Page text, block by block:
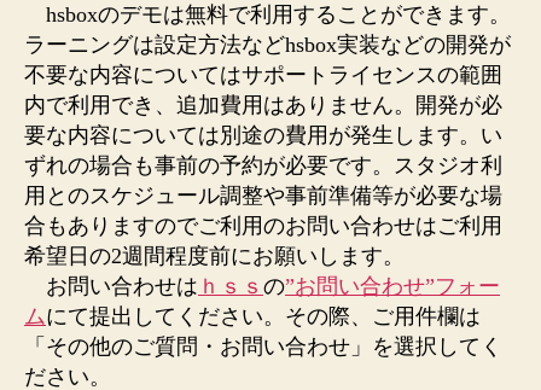
hsboxのデモは無料で利用することができます。
ラーニングは設定方法などhsbox実装などの開発が
不要な内容についてはサポートライセンスの範囲
内で利用でき、追加費用はありません。開発が必
要な内容については別途の費用が発生します。い
ずれの場合も事前の予約が必要です。スタジオ利
用とのスケジュール調整や事前準備等が必要な場
合もありますのでご利用のお問い合わせはご利用
希望日の2週間程度前にお願いします。
お問い合わせは ｈｓｓ の”お問い合わせ”フォー
ムにて提出してください。その際、ご用件欄は
「その他のご質問・お問い合わせ」を選択してく
ださい。